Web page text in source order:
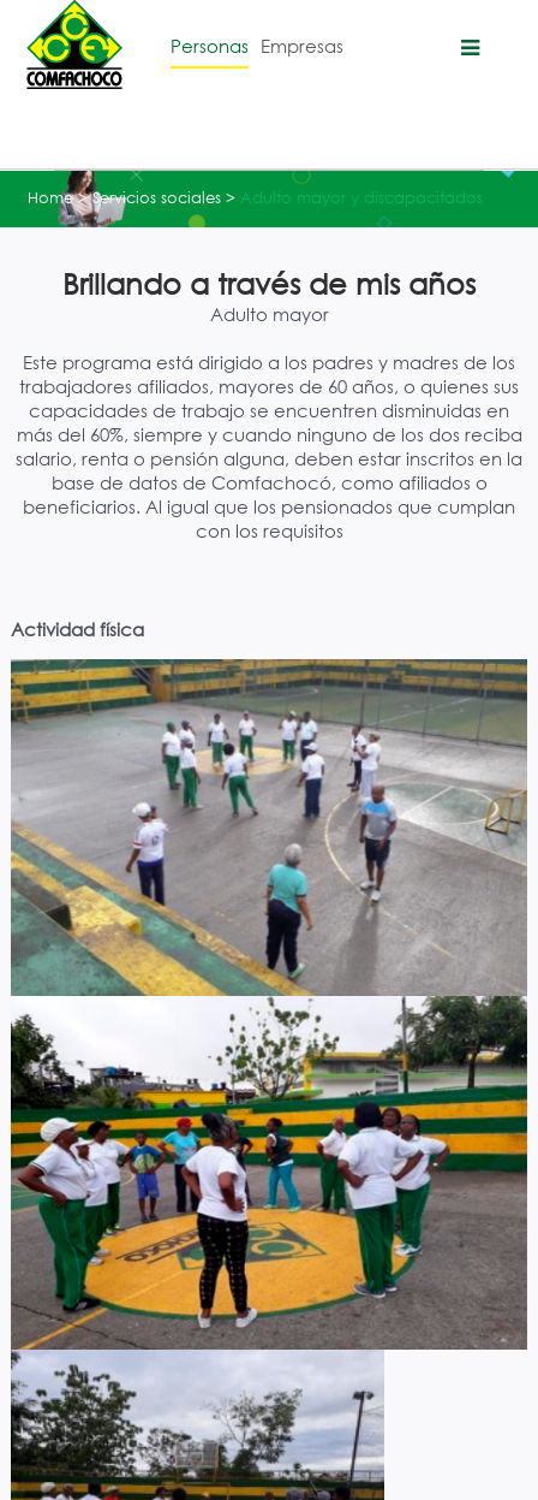
Personas Empresas
Home>Servicios sociales> Adulto mayor y discapacitados
Brillando a través de mis años
Adulto mayor
Este programa está dirigido a los padres y madres de los
trabajadores afiliados, mayores de 60 años, o quienes sus
capacidades de trabajo se encuentren disminuidas en
más del 60%, siempre y cuando ninguno de los dos reciba
salario, renta o pensión alguna, deben estar inscritos en la
base de datos de Comfachocó, como afiliados o
beneficiarios. Al igual que los pensionados que cumplan
con los requisitos
Actividad física